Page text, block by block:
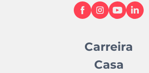
Carreira
Casa